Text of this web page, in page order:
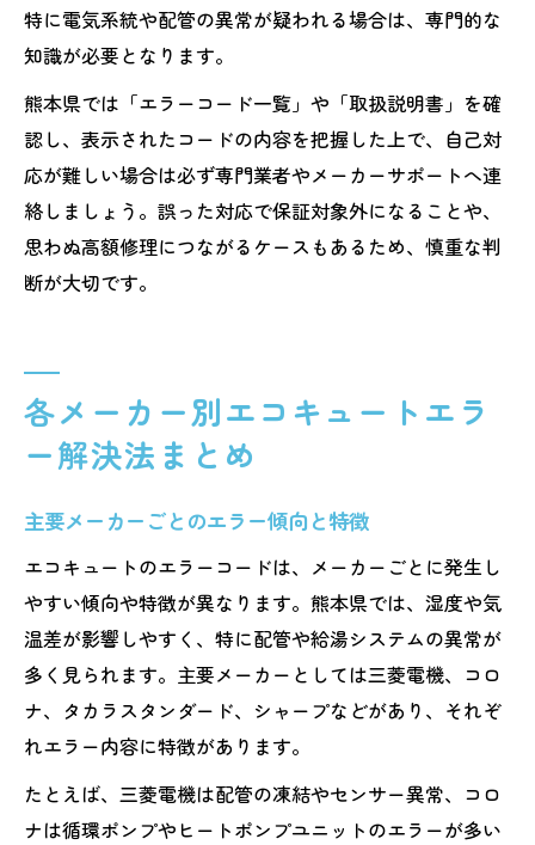
特に電気系統や配管の異常が疑われる場合は、専門的な
知識が必要となります。
熊本県では「エラーコード一覧」や「取扱説明書」を確
認し、表示されたコードの内容を把握した上で、自己対
応が難しい場合は必ず専門業者やメーカーサポートへ連
絡しましょう。誤った対応で保証対象外になることや、
思わぬ高額修理につながるケースもあるため、慎重な判
断が大切です。
各メーカー別エコキュートエラ
ー解決法まとめ
主要メーカーごとのエラー傾向と特徴
エコキュートのエラーコードは、メーカーごとに発生し
やすい傾向や特徴が異なります。熊本県では、湿度や気
温差が影響しやすく、特に配管や給湯システムの異常が
多く見られます。主要メーカーとしては三菱電機、コロ
ナ、タカラスタンダード、シャープなどがあり、それぞ
れエラー内容に特徴があります。
たとえば、三菱電機は配管の凍結やセンサー異常、コロ
ナは循環ポンプやヒートポンプユニットのエラーが多い